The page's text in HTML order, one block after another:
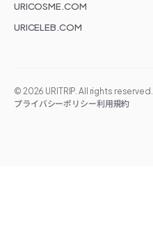
URICOSME.COM
URICELEB.COM
© 2026 URITRIP. All rights reserved.
プライバシーポリシー利用規約